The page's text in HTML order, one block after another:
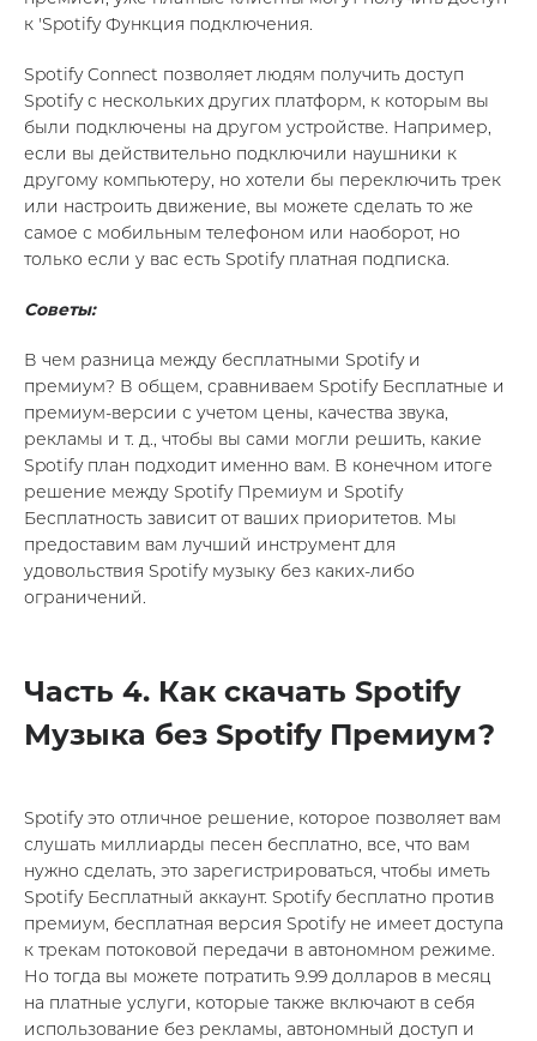
к 'Spotify Функция подключения.
Spotify Connect позволяет людям получить доступ
Spotify с нескольких других платформ, к которым вы
были подключены на другом устройстве. Например,
если вы действительно подключили наушники к
другому компьютеру, но хотели бы переключить трек
или настроить движение, вы можете сделать то же
самое с мобильным телефоном или наоборот, но
только если у вас есть Spotify платная подписка.
Советы:
В чем разница между бесплатными Spotify и
премиум? В общем, сравниваем Spotify Бесплатные и
премиум-версии с учетом цены, качества звука,
рекламы и т. д., чтобы вы сами могли решить, какие
Spotify план подходит именно вам. В конечном итоге
решение между Spotify Премиум и Spotify
Бесплатность зависит от ваших приоритетов. Мы
предоставим вам лучший инструмент для
удовольствия Spotify музыку без каких-либо
ограничений.
Часть 4. Как скачать Spotify
Музыка без Spotify Премиум?
Spotify это отличное решение, которое позволяет вам
слушать миллиарды песен бесплатно, все, что вам
нужно сделать, это зарегистрироваться, чтобы иметь
Spotify Бесплатный аккаунт. Spotify бесплатно против
премиум, бесплатная версия Spotify не имеет доступа
к трекам потоковой передачи в автономном режиме.
Но тогда вы можете потратить 9.99 долларов в месяц
на платные услуги, которые также включают в себя
использование без рекламы, автономный доступ и